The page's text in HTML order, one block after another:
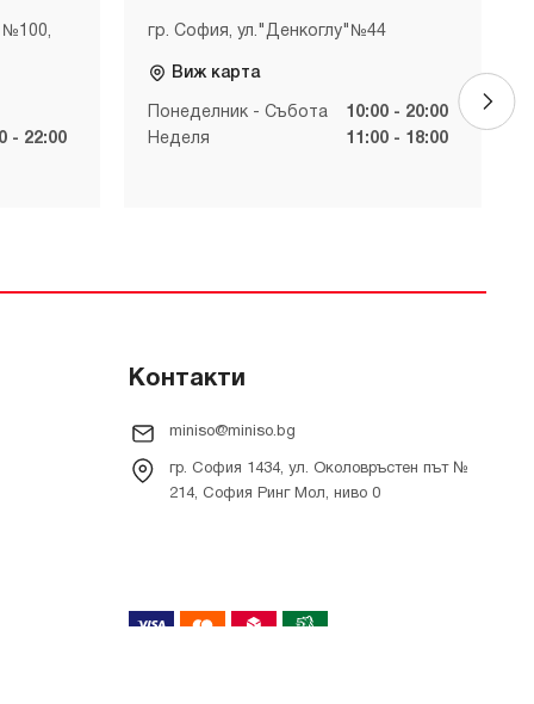
№100,
- 22:00
гр. София, ул."Денкоглу"№44
Виж карта
Понеделник - Събота
10:00 - 20:00
Неделя
11:00 - 18:00
Контакти
miniso@miniso.bg
гр. София 1434, ул. Околовръстен път №
214, София Ринг Мол, ниво 0